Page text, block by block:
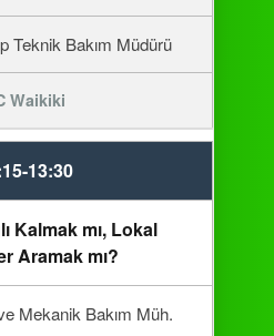
Teknik Bakım Müdürü
Waikiki
13:30
Kalmak mı, Lokal
Aramak mı?
Mekanik Bakım Müh.